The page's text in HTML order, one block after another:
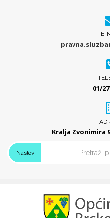
E-
01/
Kralja Zvonimira
Naslov